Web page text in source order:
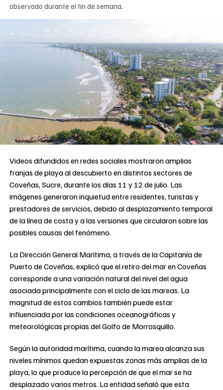
observado durante el fin de semana.
Videos difundidos en redes sociales mostraron amplias
franjas de playa al descubierto en distintos sectores de
Coveñas, Sucre, durante los días 11 y 12 de julio. Las
imágenes generaron inquietud entre residentes, turistas y
prestadores de servicios, debido al desplazamiento temporal
de la línea de costa y a las versiones que circularon sobre las
posibles causas del fenómeno.
La Dirección General Marítima, a través de la Capitanía de
Puerto de Coveñas, explicó que el retiro del mar en Coveñas
corresponde a una variación natural del nivel del agua
asociada principalmente con el ciclo de las mareas. La
magnitud de estos cambios también puede estar
influenciada por las condiciones oceanográficas y
meteorológicas propias del Golfo de Morrosquillo.
Según la autoridad marítima, cuando la marea alcanza sus
niveles mínimos quedan expuestas zonas más amplias de la
playa, lo que produce la percepción de que el mar se ha
desplazado varios metros. La entidad señaló que esta